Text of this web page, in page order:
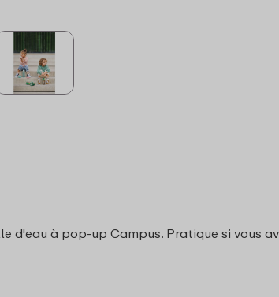
d'eau à pop-up Campus. Pratique si vous